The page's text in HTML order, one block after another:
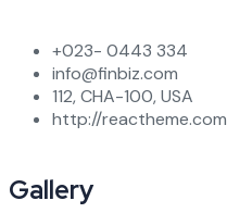
+023- 0443 334
info@finbiz.com
112, CHA-100, USA
http://reactheme.com
Gallery